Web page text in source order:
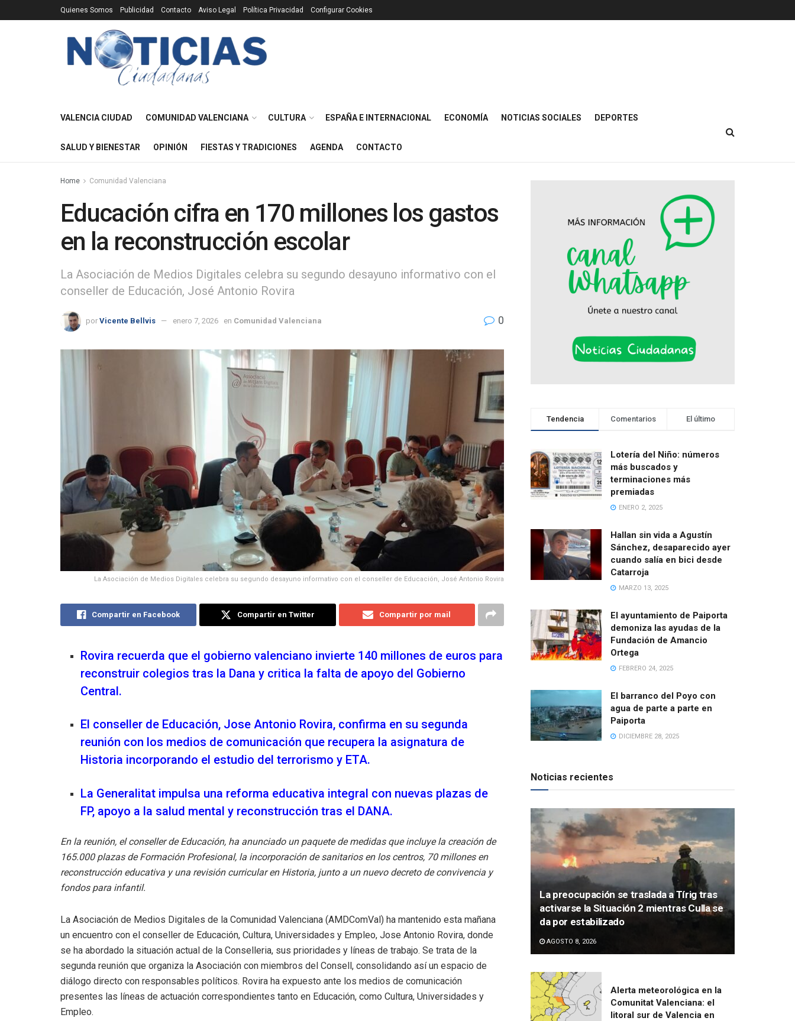
Quienes Somos Publicidad Contacto Aviso Legal Política Privacidad Configurar Cookies
VALENCIA CIUDAD COMUNIDAD VALENCIANA CULTURA ESPAÑA E INTERNACIONAL ECONOMÍA NOTICIAS SOCIALES DEPORTES
SALUD Y BIENESTAR OPINIÓN FIESTAS Y TRADICIONES AGENDA CONTACTO
Home Comunidad Valenciana
Educación cifra en 170 millones los gastos
en la reconstrucción escolar
La Asociación de Medios Digitales celebra su segundo desayuno informativo con el
conseller de Educación, José Antonio Rovira
por Vicente Bellvis enero 7, 2026 en Comunidad Valenciana 0
La Asociación de Medios Digitales celebra su segundo desayuno informativo con el conseller de Educación, José Antonio Rovira
Compartir en Facebook Compartir en Twitter Compartir por mail
Rovira recuerda que el gobierno valenciano invierte 140 millones de euros para
reconstruir colegios tras la Dana y critica la falta de apoyo del Gobierno
Central.
El conseller de Educación, Jose Antonio Rovira, confirma en su segunda
reunión con los medios de comunicación que recupera la asignatura de
Historia incorporando el estudio del terrorismo y ETA.
La Generalitat impulsa una reforma educativa integral con nuevas plazas de
FP, apoyo a la salud mental y reconstrucción tras el DANA.
En la reunión, el conseller de Educación, ha anunciado un paquete de medidas que incluye la creación de
165.000 plazas de Formación Profesional, la incorporación de sanitarios en los centros, 70 millones en
reconstrucción educativa y una revisión curricular en Historia, junto a un nuevo decreto de convivencia y
fondos para infantil.
La Asociación de Medios Digitales de la Comunidad Valenciana (AMDComVal) ha mantenido esta mañana
un encuentro con el conseller de Educación, Cultura, Universidades y Empleo, Jose Antonio Rovira, donde
se ha abordado la situación actual de la Conselleria, sus prioridades y líneas de trabajo. Se trata de la
segunda reunión que organiza la Asociación con miembros del Consell, consolidando así un espacio de
diálogo directo con responsables políticos. Rovira ha expuesto ante los medios de comunicación
presentes las líneas de actuación correspondientes tanto en Educación, como Cultura, Universidades y
Empleo.
Tendencia Comentarios El último
Lotería del Niño: números
más buscados y
terminaciones más
premiadas
ENERO 2, 2025
Hallan sin vida a Agustín
Sánchez, desaparecido ayer
cuando salía en bici desde
Catarroja
MARZO 13, 2025
El ayuntamiento de Paiporta
demoniza las ayudas de la
Fundación de Amancio
Ortega
FEBRERO 24, 2025
El barranco del Poyo con
agua de parte a parte en
Paiporta
DICIEMBRE 28, 2025
Noticias recientes
La preocupación se traslada a Tírig tras
activarse la Situación 2 mientras Culla se
da por estabilizado
AGOSTO 8, 2026
Alerta meteorológica en la
Comunitat Valenciana: el
litoral sur de Valencia en